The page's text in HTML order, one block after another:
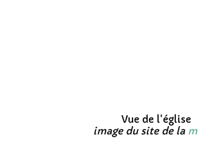
Vue de l'église
image du site de la